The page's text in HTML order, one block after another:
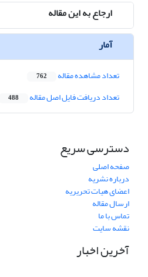
ارجاع به این مقاله
آمار
تعداد مشاهده مقاله 762
تعداد دریافت فایل اصل مقاله 488
دسترسی سریع
صفحه اصلی
درباره نشریه
اعضای هیات تحریریه
ارسال مقاله
تماس با ما
نقشه سایت
آخرین اخبار